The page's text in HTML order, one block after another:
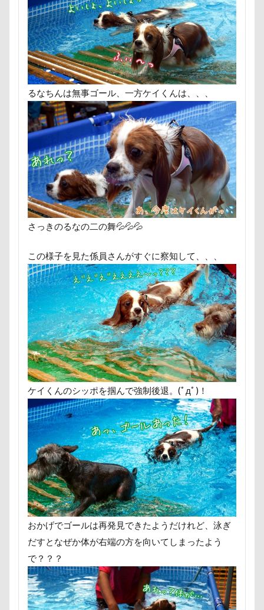
るなちんは無事ゴール、一方ケイくんは、、、
さっきのるなの二の舞💦💦💦
この様子を見た係員さんがすぐに察知して、、、
ケイくんのシッポを掴んで強制後退。(ﾟдﾟ)！
おかげでゴールは再発見できたようだけれど、泳ぎ
だすとなぜか体が右端の方を向いてしまったよう
で？？？